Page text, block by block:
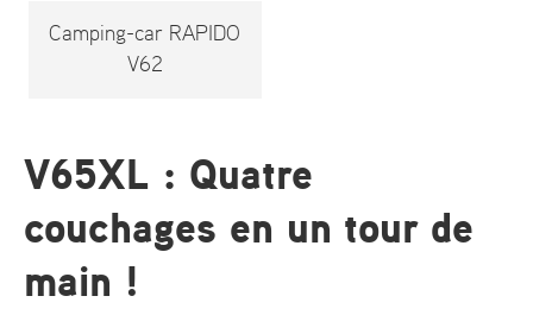
Camping-car RAPIDO
V62
V65XL : Quatre
couchages en un tour de
main !